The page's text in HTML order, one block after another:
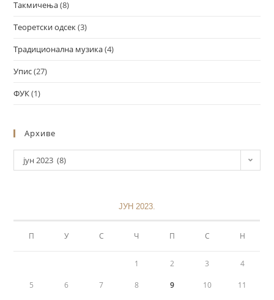
Такмичења(8)
Теоретски одсек(3)
Традиционална музика(4)
Упис(27)
ФУК(1)
Архиве
јун 2023 (8)
ЈУН 2023.
П У С Ч П С Н
1 2 3 4
5 6 7 8 9 10 11